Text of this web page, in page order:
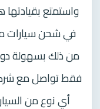
واستمتع
في شحن سيارات
من ذلك بسهولة
فقط تواصل مع
أي نوع من